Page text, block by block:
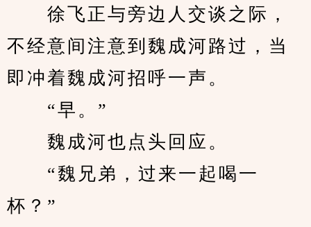
徐飞正与旁边人交谈之际，
不经意间注意到魏成河路过，当
即冲着魏成河招呼一声。
“早。”
魏成河也点头回应。
“魏兄弟，过来一起喝一
杯？”